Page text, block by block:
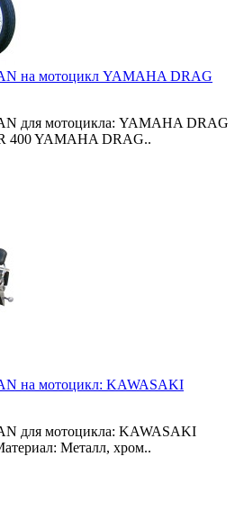
на мотоцикл YAMAHA DRAG
для мотоцикла: YAMAHA DRAG
400 YAMAHA DRAG..
на мотоцикл: KAWASAKI
для мотоцикла: KAWASAKI
Металл, хром..